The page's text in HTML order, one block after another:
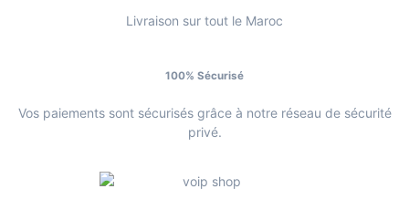
Livraison sur tout le Maroc
100% Sécurisé
Vos paiements sont sécurisés grâce à notre réseau de sécurité
privé.